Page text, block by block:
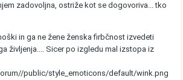
zadovoljna, ostriže kot se dogovoriva... tko
in ga ne žene ženska firbčnost izvedeti
življenja.... Sicer po izgledu mal izstopa iz
public/style_emoticons/default/wink.png